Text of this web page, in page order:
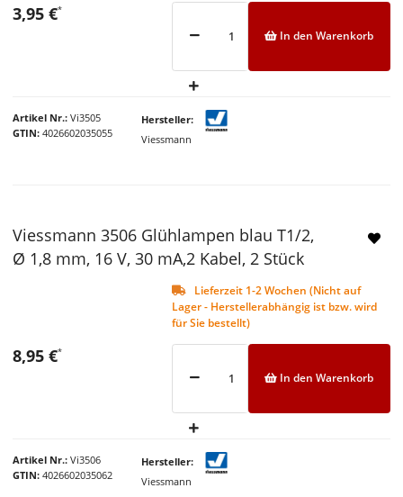
Artikel Nr. Vi3505
GTIN 4026602035055
Hersteller
Viessmann
3,95 €*
In den Warenkorb
Viessmann 3506 Glühlampen blau T1/2,
Ø 1,8 mm, 16 V, 30 mA,2 Kabel, 2 Stück
Lieferzeit 1-2 Wochen (Nicht auf
Lager - Herstellerabhängig ist bzw. wird
für Sie bestellt)
Artikel Nr. Vi3506
GTIN 4026602035062
Hersteller
Viessmann
8,95 €*
In den Warenkorb